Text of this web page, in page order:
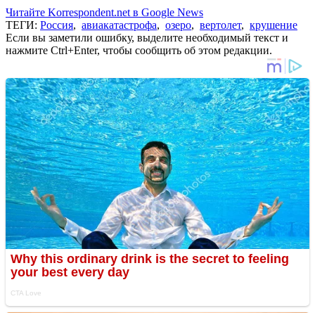
Читайте Korrespondent.net в Google News
ТЕГИ: Россия, авиакатастрофа, озеро, вертолет, крушение
Если вы заметили ошибку, выделите необходимый текст и
нажмите Ctrl+Enter, чтобы сообщить об этом редакции.